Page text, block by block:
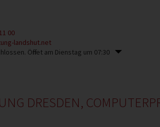
00
landshut.net
Öffnet am Dienstag um 07:30
DRESDEN,